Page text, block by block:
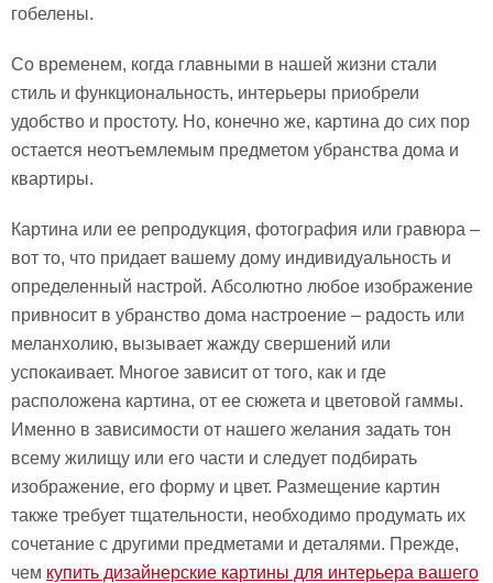
гобелены.
Со временем, когда главными в нашей жизни стали
стиль и функциональность, интерьеры приобрели
удобство и простоту. Но, конечно же, картина до сих пор
остается неотъемлемым предметом убранства дома и
квартиры.
Картина или ее репродукция, фотография или гравюра –
вот то, что придает вашему дому индивидуальность и
определенный настрой. Абсолютно любое изображение
привносит в убранство дома настроение – радость или
меланхолию, вызывает жажду свершений или
успокаивает. Многое зависит от того, как и где
расположена картина, от ее сюжета и цветовой гаммы.
Именно в зависимости от нашего желания задать тон
всему жилищу или его части и следует подбирать
изображение, его форму и цвет. Размещение картин
также требует тщательности, необходимо продумать их
сочетание с другими предметами и деталями. Прежде,
чем купить дизайнерские картины для интерьера вашего